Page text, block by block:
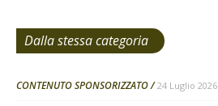
Dalla stessa categoria
CONTENUTO SPONSORIZZATO 24 Luglio 2026